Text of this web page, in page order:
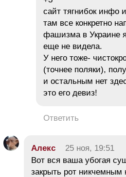
сайт тягнибок инфо
там все конкретно
фашизма в Украине
еще не видела.
У него тоже-
(точнее поляки),
и остальным нет
это его девиз!
Ответить
Алекс 25 ноя, 19:51
Вот вся ваша убогая
закрыть рот никчемным